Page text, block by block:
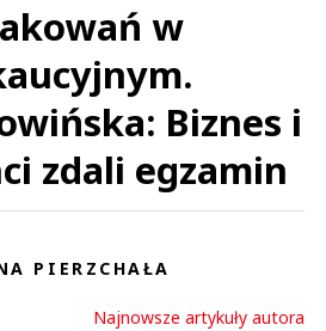
w
Biznes i
zdali egzamin
PIERZCHAŁA
Najnowsze artykuły autora